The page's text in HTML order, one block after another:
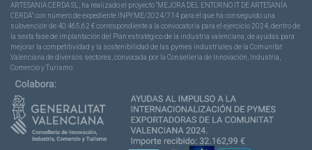
ARTESANIA CERDA SL, ha realizado el proyecto “MEJORA DEL ENTORNO IT DE ARTESANÍA
CERDÁ” con número de expediente INPYME/2024/714 para el que ha conseguido una
subvención de 40.465,62 € correspondiente a la convocatoria para el ejercicio 2024, dentro de
la sexta fase de implantación del Plan estratégico de la industria valenciana, de ayudas para
mejorar la competitividad y la sostenibilidad de las pymes industriales de la Comunitat
Valenciana de diversos sectores, convocada por la Conselleria de Innovación, Industria,
Comercio y Turismo.